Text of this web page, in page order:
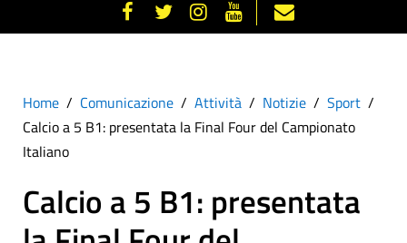
Home Comunicazione Attività Notizie
Sport
Calcio a 5 B1: presentata la Final Four del Campionato
Italiano
Calcio a 5 B1: presentata